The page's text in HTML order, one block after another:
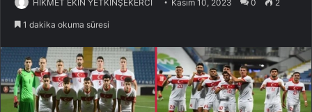
HİKMET EKİN YETKİNŞEKERCİ Kasım 10, 2023 0 2
1 dakika okuma süresi